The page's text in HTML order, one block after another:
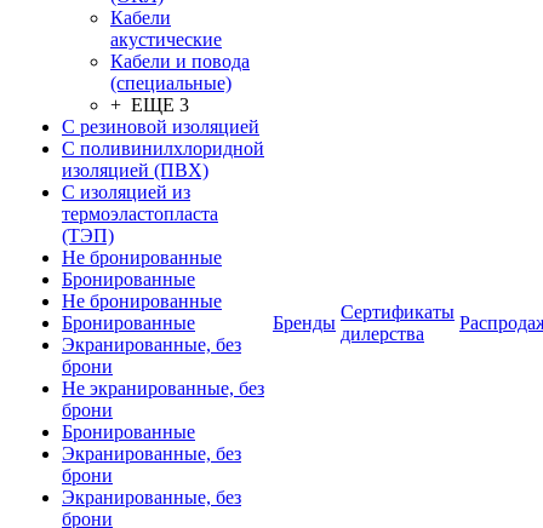
Кабели
акустические
Кабели и повода
(специальные)
+ ЕЩЕ 3
С резиновой изоляцией
С поливинилхлоридной
изоляцией (ПВХ)
С изоляцией из
термоэластопласта
(ТЭП)
Не бронированные
Бронированные
Не бронированные
Бронированные
Экранированные, без
брони
Не экранированные, без
брони
Бронированные
Экранированные, без
брони
Экранированные, без
брони
Бренды
Сертификаты
дилерства